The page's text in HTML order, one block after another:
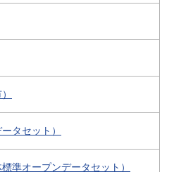
タセット）
準オープンデータセット）